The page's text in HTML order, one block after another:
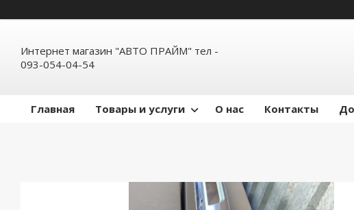
Интернет магазин "АВТО ПРАЙМ" тел -
093-054-04-54
Главная Товары и услуги О нас Контакты